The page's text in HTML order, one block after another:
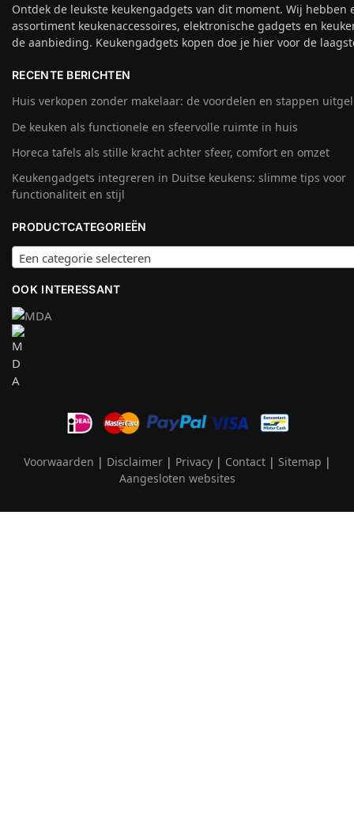
Ontdek de leukste keukengadgets van dit moment. Wij hebben
assortiment keukenaccessoires, elektronische gadgets en
de aanbieding. Keukengadgets kopen doe je hier voor de
RECENTE BERICHTEN
Huis verkopen zonder makelaar: de voordelen en stappen
De keuken als functionele en sfeervolle ruimte in huis
Horeca tafels als stille kracht achter sfeer, comfort en omzet
Keukengadgets integreren in Duitse keukens: slimme tips voor
functionaliteit en stijl
PRODUCTCATEGORIEËN
Een categorie selecteren
OOK INTERESSANT
Voorwaarden | Disclaimer| Privacy| Contact| Sitemap |
Aangesloten websites